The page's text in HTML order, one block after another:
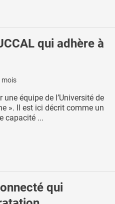
qui adhère à
mois
équipe de l’Université de
». Il est ici décrit comme un
capacité ...
qui